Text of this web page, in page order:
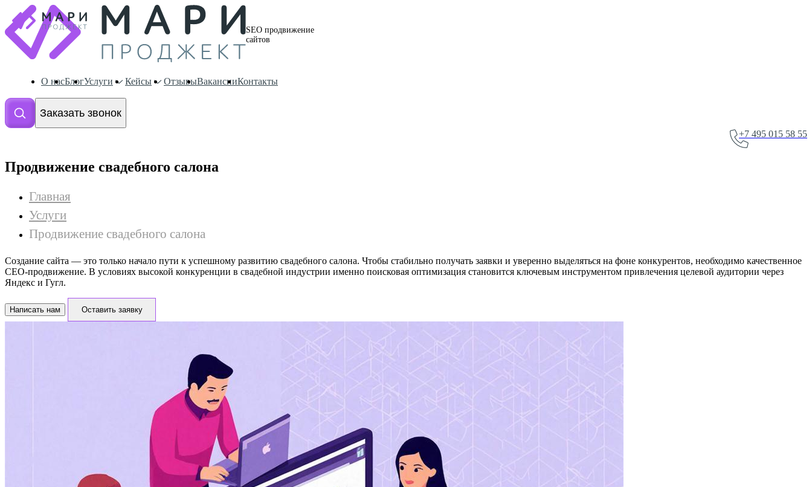
SEO продвижение
сайтов
О насБлогУслуги Кейсы ОтзывыВакансииКонтакты
Заказать звонок
+7 495 015 58 55
Продвижение свадебного салона
Главная
Услуги
Продвижение свадебного салона
Создание сайта — это только начало пути к успешному развитию свадебного салона. Чтобы стабильно получать заявки и уверенно выделяться на фоне конкурентов, необходимо качественное
СЕО-продвижение. В условиях высокой конкуренции в свадебной индустрии именно поисковая оптимизация становится ключевым инструментом привлечения целевой аудитории через
Яндекс и Гугл.
Написать нам Оставить заявку